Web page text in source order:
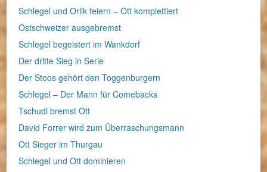
Schlegel und Orlik feiern – Ott komplettiert
Ostschweizer ausgebremst
Schlegel begeistert im Wankdorf
Der dritte Sieg in Serie
Der Stoos gehört den Toggenburgern
Schlegel – Der Mann für Comebacks
Tschudi bremst Ott
David Forrer wird zum Überraschungsmann
Ott Sieger im Thurgau
Schlegel und Ott dominieren